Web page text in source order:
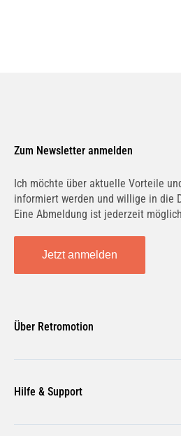
Zum Newsletter anmelden
Ich möchte über aktuelle Vorteile
informiert werden und willige in die
Eine Abmeldung ist jederzeit
Jetzt anmelden
Über Retromotion
Unsere Jobs
Magazin
Hilfe & Support